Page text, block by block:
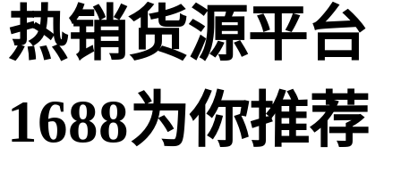
热销货源平台
1688为你推荐